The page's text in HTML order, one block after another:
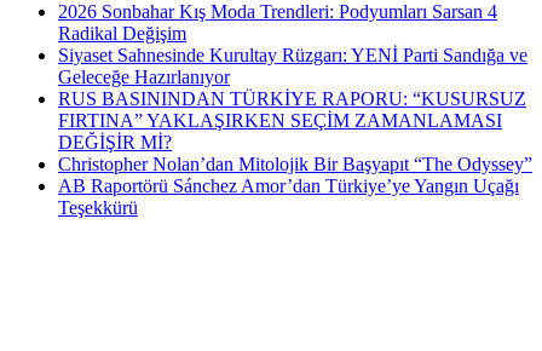
2026 Sonbahar Kış Moda Trendleri: Podyumları Sarsan 4
Radikal Değişim
Siyaset Sahnesinde Kurultay Rüzgarı: YENİ Parti Sandığa ve
Geleceğe Hazırlanıyor
RUS BASININDAN TÜRKİYE RAPORU: “KUSURSUZ
FIRTINA” YAKLAŞIRKEN SEÇİM ZAMANLAMASI
DEĞİŞİR Mİ?
Christopher Nolan’dan Mitolojik Bir Başyapıt “The Odyssey”
AB Raportörü Sánchez Amor’dan Türkiye’ye Yangın Uçağı
Teşekkürü